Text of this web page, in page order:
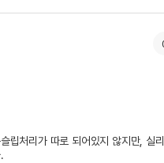
립처리가 따로 되어있지 않지만, 실